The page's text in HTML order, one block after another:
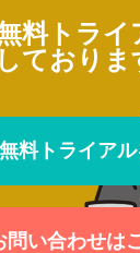
料トライ
ておりま
料トライア
い合わせは